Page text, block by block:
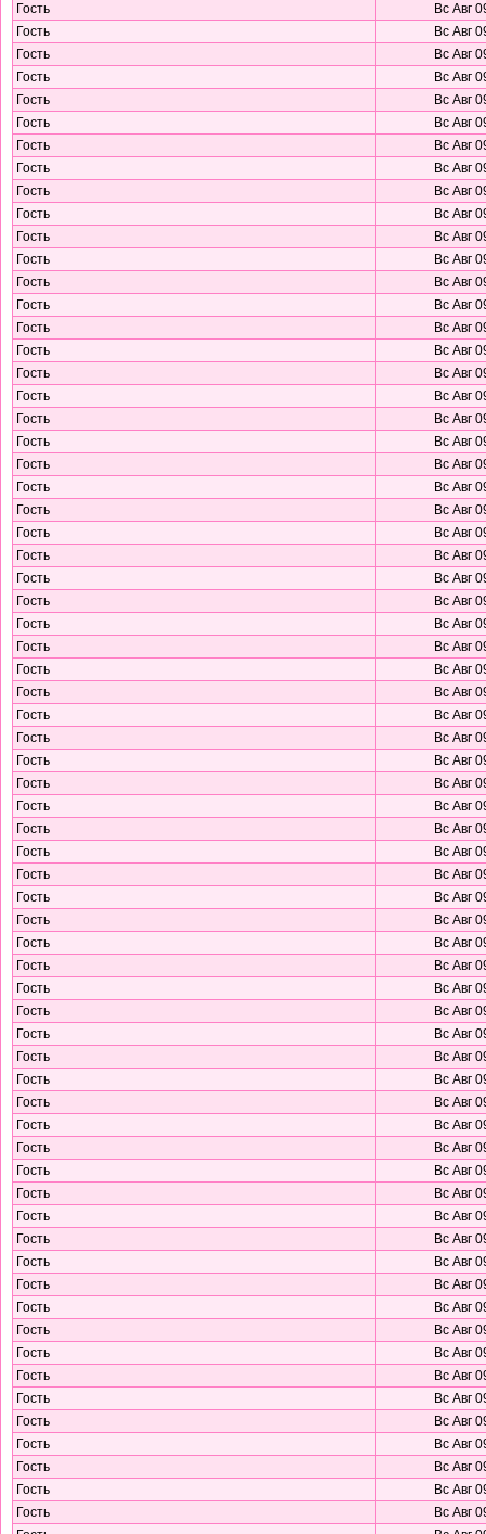
Гость
Вс Авг
Гость
Вс Авг
Гость
Вс Авг
Гость
Вс Авг
Гость
Вс Авг
Гость
Вс Авг
Гость
Вс Авг
Гость
Вс Авг
Гость
Вс Авг
Гость
Вс Авг
Гость
Вс Авг
Гость
Вс Авг
Гость
Вс Авг
Гость
Вс Авг
Гость
Вс Авг
Гость
Вс Авг
Гость
Вс Авг
Гость
Вс Авг
Гость
Вс Авг
Гость
Вс Авг
Гость
Вс Авг
Гость
Вс Авг
Гость
Вс Авг
Гость
Вс Авг
Гость
Вс Авг
Гость
Вс Авг
Гость
Вс Авг
Гость
Вс Авг
Гость
Вс Авг
Гость
Вс Авг
Гость
Вс Авг
Гость
Вс Авг
Гость
Вс Авг
Гость
Вс Авг
Гость
Вс Авг
Гость
Вс Авг
Гость
Вс Авг
Гость
Вс Авг
Гость
Вс Авг
Гость
Вс Авг
Гость
Вс Авг
Гость
Вс Авг
Гость
Вс Авг
Гость
Вс Авг
Гость
Вс Авг
Гость
Вс Авг
Гость
Вс Авг
Гость
Вс Авг
Гость
Вс Авг
Гость
Вс Авг
Гость
Вс Авг
Гость
Вс Авг
Гость
Вс Авг
Гость
Вс Авг
Гость
Вс Авг
Гость
Вс Авг
Гость
Вс Авг
Гость
Вс Авг
Гость
Вс Авг
Гость
Вс Авг
Гость
Вс Авг
Гость
Вс Авг
Гость
Вс Авг
Гость
Вс Авг
Гость
Вс Авг
Гость
Вс Авг
Гость
Вс Авг